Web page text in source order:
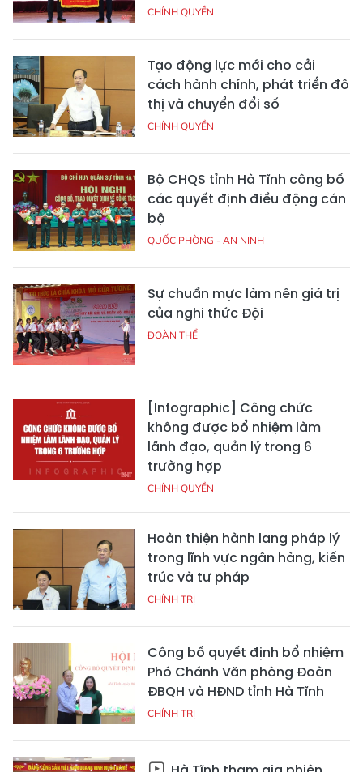
CHÍNH QUYỀN
Tạo động lực mới cho cải
cách hành chính, phát triển đô
thị và chuyển đổi số
CHÍNH QUYỀN
Bộ CHQS tỉnh Hà Tĩnh công bố
các quyết định điều động cán
bộ
QUỐC PHÒNG - AN NINH
Sự chuẩn mực làm nên giá trị
của nghi thức Đội
ĐOÀN THỂ
[Infographic] Công chức
không được bổ nhiệm làm
lãnh đạo, quản lý trong 6
trường hợp
CHÍNH QUYỀN
Hoàn thiện hành lang pháp lý
trong lĩnh vực ngân hàng, kiến
trúc và tư pháp
CHÍNH TRỊ
Công bố quyết định bổ nhiệm
Phó Chánh Văn phòng Đoàn
ĐBQH và HĐND tỉnh Hà Tĩnh
CHÍNH TRỊ